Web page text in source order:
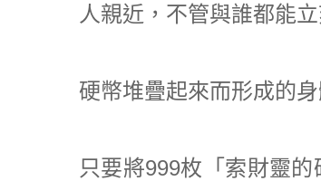
人親近，不管與誰都能
硬幣堆疊起來而形成的
只要將999枚「索財靈